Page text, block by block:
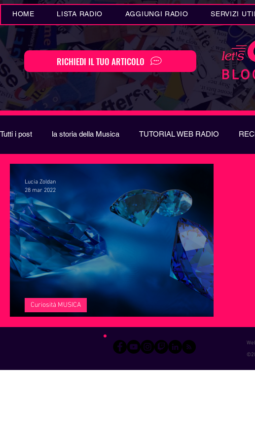
HOME LISTA RADIO AGGIUNGI RADIO SERVIZI
RICHIEDI IL TUO ARTICOLO
Tutti i post la storia della Musica TUTORIAL WEB RADIO
Festival di Sanremo Arte REPORT EUROVISION
Servizi offerti da WRI Halloween Natale Notizie Musica
Diamanti Blu
Curiosità MUSICA
Lucia Zoldan
28 mar 2022